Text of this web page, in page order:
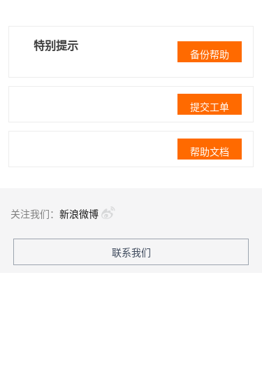
特别提示
备份帮助
提交工单
帮助文档